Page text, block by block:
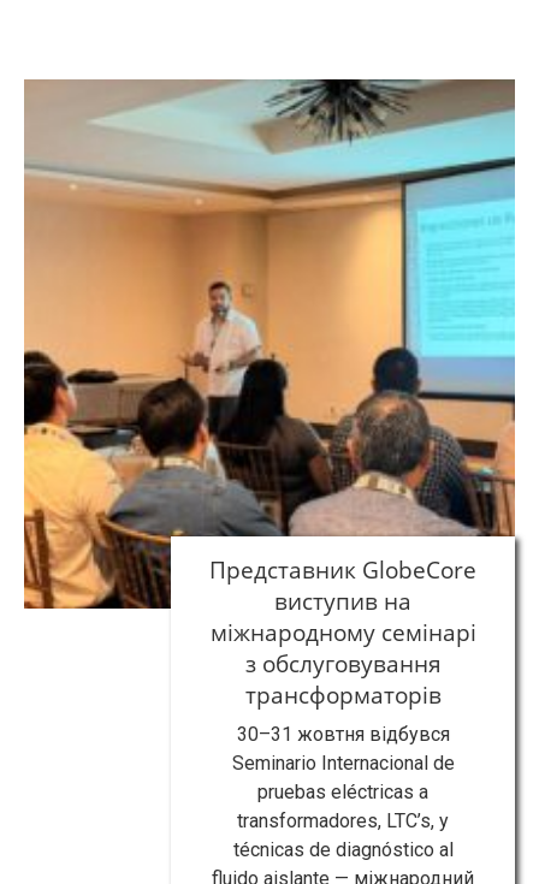
Представник GlobeCore
виступив на
міжнародному семінарі
з обслуговування
трансформаторів
30–31 жовтня відбувся
Seminario Internacional de
pruebas eléctricas a
transformadores, LTC’s, y
técnicas de diagnóstico al
fluido aislante — міжнародний